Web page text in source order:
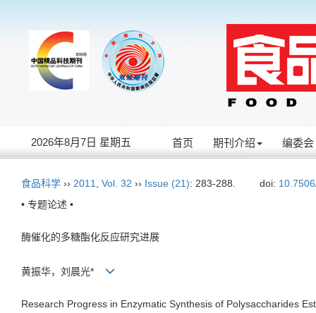
2026年8月7日 星期五 首页 期刊介绍 编委会
食品科学 ›› 2011 Vol. 32 ›› Issue (21): 283-288. doi:
• 专题论述 •
酶催化的多糖酯化反应研究进展
黄振华，刘晨光*
Research Progress in Enzymatic Synthesis of Polysaccharides